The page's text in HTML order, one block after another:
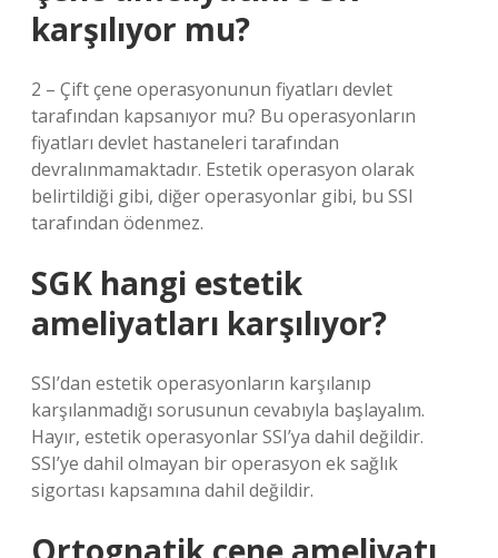
karşılıyor mu?
2 – Çift çene operasyonunun fiyatları devlet
tarafından kapsanıyor mu? Bu operasyonların
fiyatları devlet hastaneleri tarafından
devralınmamaktadır. Estetik operasyon olarak
belirtildiği gibi, diğer operasyonlar gibi, bu SSI
tarafından ödenmez.
SGK hangi estetik
ameliyatları karşılıyor?
SSI’dan estetik operasyonların karşılanıp
karşılanmadığı sorusunun cevabıyla başlayalım.
Hayır, estetik operasyonlar SSI’ya dahil değildir.
SSI’ye dahil olmayan bir operasyon ek sağlık
sigortası kapsamına dahil değildir.